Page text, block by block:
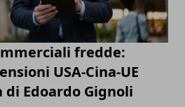
fredde:
USA-Cina-UE
di Edoardo Gignoli